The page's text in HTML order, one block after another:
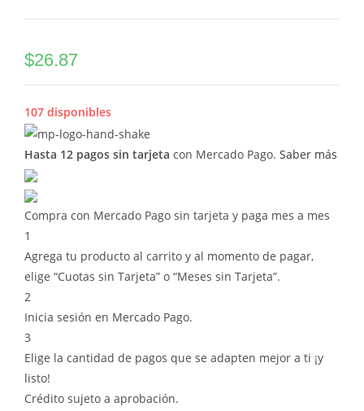
$26.87
107 disponibles
Hasta 12 pagos sin tarjeta con Mercado Pago. Saber más
Compra con Mercado Pago sin tarjeta y paga mes a mes
1
Agrega tu producto al carrito y al momento de pagar,
elige “Cuotas sin Tarjeta” o “Meses sin Tarjeta”.
2
Inicia sesión en Mercado Pago.
3
Elige la cantidad de pagos que se adapten mejor a ti ¡y
listo!
Crédito sujeto a aprobación.